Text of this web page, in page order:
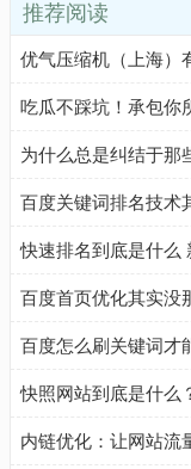
推荐阅读
优气压缩机（上海）
吃瓜不踩坑！承包你
百度关键词排名技术
快速排名到底是什么
百度首页优化其实没
百度怎么刷关键词才
快照网站到底是什么
内链优化：让网站流